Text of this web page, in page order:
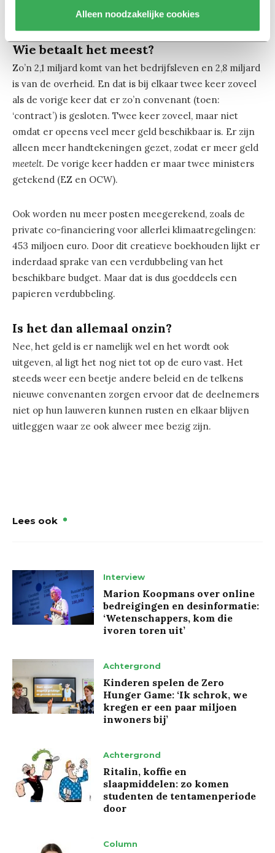
Alleen noodzakelijke cookies
deskundigen, is het idee.
Wie betaalt het meest?
Zo’n 2,1 miljard komt van het bedrijfsleven en 2,8 miljard
is van de overheid. En dat is bij elkaar twee keer zoveel
als de vorige keer dat er zo’n convenant (toen:
‘contract’) is gesloten. Twee keer zoveel, maar niet
omdat er opeens veel meer geld beschikbaar is. Er zijn
alleen meer handtekeningen gezet, zodat er meer geld
meetelt. De vorige keer hadden er maar twee ministers
getekend (EZ en OCW).
Ook worden nu meer posten meegerekend, zoals de
private co-financiering voor allerlei klimaatregelingen:
453 miljoen euro. Door dit creatieve boekhouden lijkt er
inderdaad sprake van een verdubbeling van het
beschikbare budget. Maar dat is dus goeddeels een
papieren verdubbeling.
Is het dan allemaal onzin?
Nee, het geld is er namelijk wel en het wordt ook
uitgeven, al ligt het nog niet tot op de euro vast. Het
steeds weer een beetje andere beleid en de telkens
nieuwe convenanten zorgen ervoor dat de deelnemers
niet op hun lauweren kunnen rusten en elkaar blijven
uitleggen waar ze ook alweer mee bezig zijn.
Lees ook
Interview
Marion Koopmans over online
bedreigingen en desinformatie:
‘Wetenschappers, kom die
ivoren toren uit’
Achtergrond
Kinderen spelen de Zero
Hunger Game: ‘Ik schrok, we
kregen er een paar miljoen
inwoners bij’
Achtergrond
Ritalin, koffie en
slaapmiddelen: zo komen
studenten de tentamenperiode
door
Column